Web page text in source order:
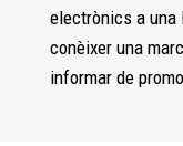
electrònics a una
conèixer una
informar de